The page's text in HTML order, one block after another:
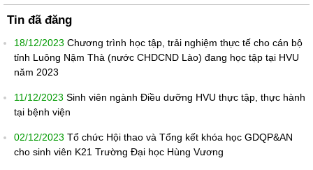
Tin đã đăng
18/12/2023 Chương trình học tập, trải nghiệm thực tế cho cán bộ
tỉnh Luông Nậm Thà (nước CHDCND Lào) đang học tập tại HVU
năm 2023
11/12/2023 Sinh viên ngành Điều dưỡng HVU thực tập, thực hành
tại bệnh viện
02/12/2023 Tổ chức Hội thao và Tổng kết khóa học GDQP&AN
cho sinh viên K21 Trường Đại học Hùng Vương